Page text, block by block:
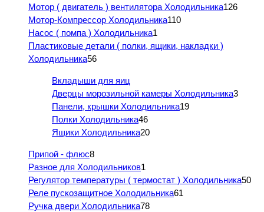
Мотор ( двигатель ) вентилятора Холодильника126
Мотор-Компрессор Холодильника110
Насос ( помпа ) Холодильника1
Пластиковые детали ( полки, ящики, накладки )
Холодильника56
Вкладыши для яиц
Дверцы морозильной камеры Холодильника3
Панели, крышки Холодильника19
Полки Холодильника46
Ящики Холодильника20
Припой - флюс8
Разное для Холодильников1
Регулятор температуры ( термостат ) Холодильника50
Реле пускозащитное Холодильника61
Ручка двери Холодильника78